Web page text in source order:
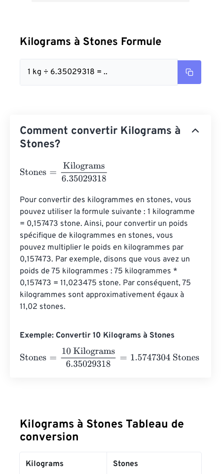
Kilograms à Stones Formule
1 kg ÷ 6.35029318 = ..
Comment convertir Kilograms à
Stones?
Stones Kilograms6.35029318
Pour convertir des kilogrammes en stones, vous
pouvez utiliser la formule suivante : 1 kilogramme
= 0,157473 stone. Ainsi, pour convertir un poids
spécifique de kilogrammes en stones, vous
pouvez multiplier le poids en kilogrammes par
0,157473. Par exemple, disons que vous avez un
poids de 75 kilogrammes : 75 kilogrammes *
0,157473 = 11,023475 stone. Par conséquent, 75
kilogrammes sont approximativement égaux à
11,02 stones.
Exemple: Convertir 10 Kilograms à Stones
Stones
10 Kilograms6.35029318=1.5747304
Kilograms à Stones Tableau de
conversion
Kilograms Stones